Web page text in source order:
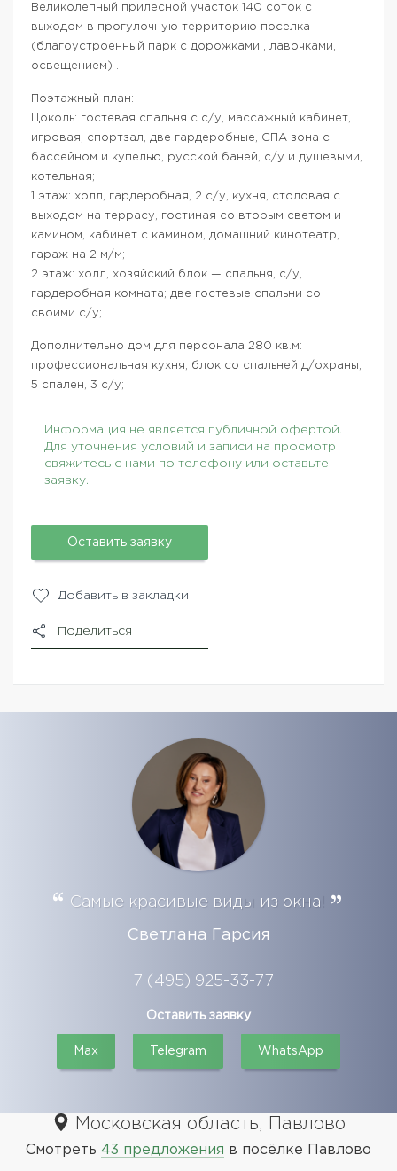
Великолепный прилесной участок 140 соток с
выходом в прогулочную территорию поселка
(благоустроенный парк с дорожками , лавочками,
освещением) .
Поэтажный план:
Цоколь: гостевая спальня с с/у, массажный кабинет,
игровая, спортзал, две гардеробные, СПА зона с
бассейном и купелью, русской баней, с/у и душевыми,
котельная;
1 этаж: холл, гардеробная, 2 с/у, кухня, столовая с
выходом на террасу, гостиная со вторым светом и
камином, кабинет с камином, домашний кинотеатр,
гараж на 2 м/м;
2 этаж: холл, хозяйский блок — спальня, с/у,
гардеробная комната; две гостевые спальни со
своими с/у;
Дополнительно дом для персонала 280 кв.м:
профессиональная кухня, блок со спальней д/охраны,
5 спален, 3 с/у;
Информация не является публичной офертой.
Для уточнения условий и записи на просмотр
свяжитесь с нами по телефону или оставьте
заявку.
Оставить заявку
Добавить в закладки
Поделиться
Самые красивые виды из окна!
Светлана Гарсия
+7 (495) 925-33-77
Оставить заявку
Max Telegram WhatsApp
Московская область, Павлово
Смотреть 43 предложения в посёлке Павлово